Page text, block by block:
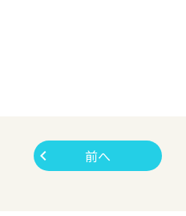
前へ